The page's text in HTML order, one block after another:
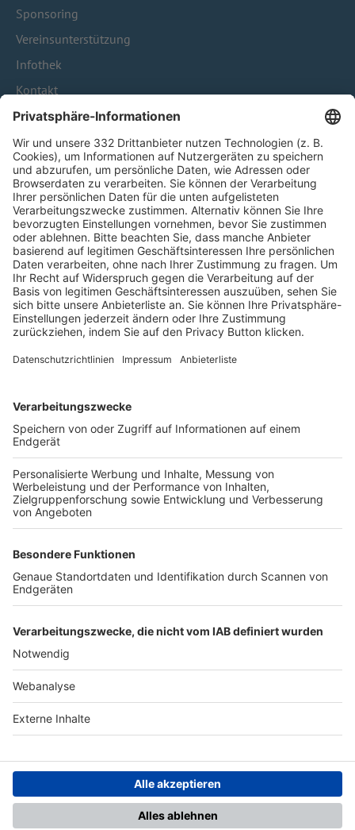
Sponsoring
Vereinsunterstützung
Infothek
Kontakt
HÄUFIG BESUCHTE SEITEN
Pässe und Vereinswechsel
Trainerausbildung
Schulungsangebot Vereinsmitarbeiter
BFV-Geschäftsstellen
Trainerbörse
Login SpielPlus
FOLGE DEM BFV
TOP-VEREINE
TOP-PARTNER
Nutzungsbedingungen Datenschutz Impressum